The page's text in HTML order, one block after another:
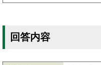
回答内容